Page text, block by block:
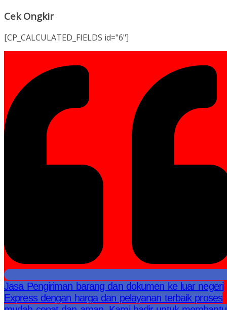
Cek Ongkir
[CP_CALCULATED_FIELDS id="6"]
Jasa Pengiriman barang dan dokumen ke luar negeri
Express dengan harga dan pelayanan terbaik proses